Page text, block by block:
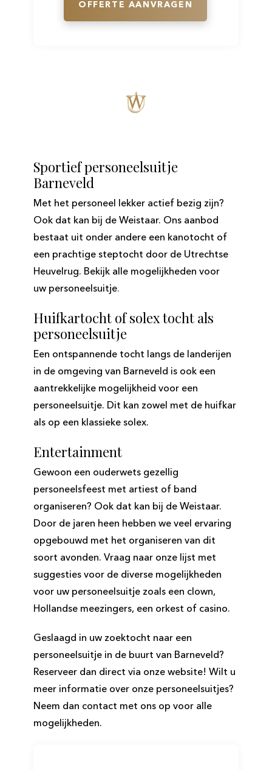
OFFERTE AANVRAGEN
Sportief personeelsuitje
Barneveld
Met het personeel lekker actief bezig zijn?
Ook dat kan bij de Weistaar. Ons aanbod
bestaat uit onder andere een kanotocht of
een prachtige steptocht door de Utrechtse
Heuvelrug. Bekijk alle mogelijkheden voor
uw personeelsuitje.
Huifkartocht of solex tocht als
personeelsuitje
Een ontspannende tocht langs de landerijen
in de omgeving van Barneveld is ook een
aantrekkelijke mogelijkheid voor een
personeelsuitje. Dit kan zowel met de huifkar
als op een klassieke solex.
Entertainment
Gewoon een ouderwets gezellig
personeelsfeest met artiest of band
organiseren? Ook dat kan bij de Weistaar.
Door de jaren heen hebben we veel ervaring
opgebouwd met het organiseren van dit
soort avonden. Vraag naar onze lijst met
suggesties voor de diverse mogelijkheden
voor uw personeelsuitje zoals een clown,
Hollandse meezingers, een orkest of casino.
Geslaagd in uw zoektocht naar een
personeelsuitje in de buurt van Barneveld?
Reserveer dan direct via onze website! Wilt u
meer informatie over onze personeelsuitjes?
Neem dan contact met ons op voor alle
mogelijkheden.